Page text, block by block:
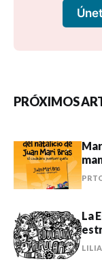
PRÓXIMOS
La